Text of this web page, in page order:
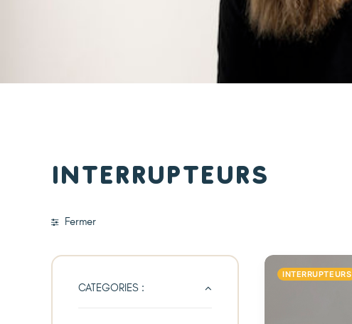
Interrupteurs
Fermer
CATEGORIES :
INTERRUPTEURS